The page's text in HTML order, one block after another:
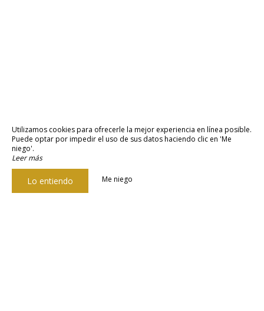
Utilizamos cookies para ofrecerle la mejor experiencia en línea posible.
Puede optar por impedir el uso de sus datos haciendo clic en 'Me
niego'.
Leer más
Lo entiendo Me niego